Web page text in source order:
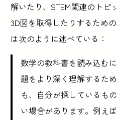
解いたり、STEM関連のトピ
3D図を取得したりするため
は次のように述べている：
数学の教科書を読み込む
題をより深く理解するた
も、自分が探しているも
い場合があります。例え